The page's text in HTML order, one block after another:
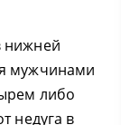
нижней
мужчинами
либо
недуга в